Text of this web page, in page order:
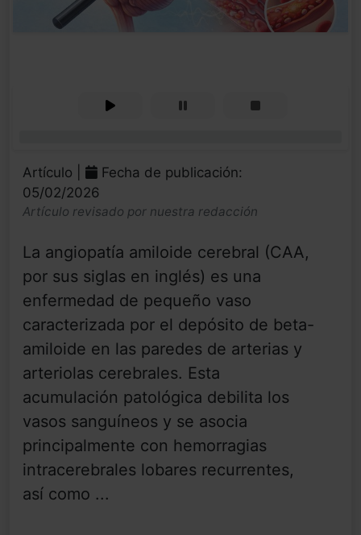
Artículo |
Fecha de publicación:
05/02/2026
Artículo revisado por nuestra redacción
La angiopatía amiloide cerebral (CAA,
por sus siglas en inglés) es una
enfermedad de pequeño vaso
caracterizada por el depósito de beta-
amiloide en las paredes de arterias y
arteriolas cerebrales. Esta
acumulación patológica debilita los
vasos sanguíneos y se asocia
principalmente con hemorragias
intracerebrales lobares recurrentes,
así como ...